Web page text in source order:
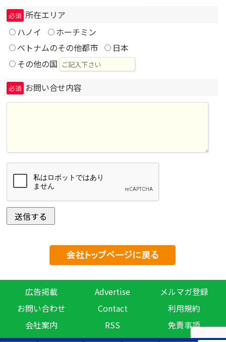
必須 所在エリア
ハノイ
ホーチミン
ベトナムのその他都市
日本
その他の国
必須 お問い合せ内容
広告掲載 Advertise
メルマガ登録
お問い合わせ
Contact
利用規約
会社案内
RSS 免責事項